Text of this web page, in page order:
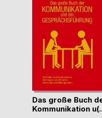
Das große Buch
Kommunikation